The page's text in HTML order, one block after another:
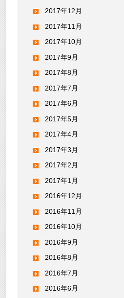
2017年12月
2017年11月
2017年10月
2017年9月
2017年8月
2017年7月
2017年6月
2017年5月
2017年4月
2017年3月
2017年2月
2017年1月
2016年12月
2016年11月
2016年10月
2016年9月
2016年8月
2016年7月
2016年6月